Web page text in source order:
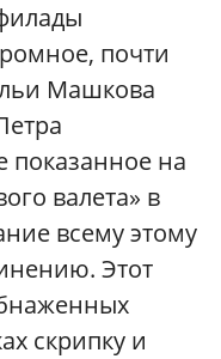
почти
Машкова
показанное на
валета» в
всему этому
Этот
скрипку и